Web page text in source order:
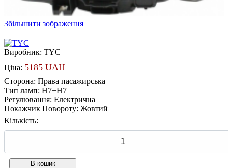
Збільшити зображення
Виробник: TYC
Ціна: 5185 UAH
Сторона: Права пасажирська
Тип ламп: H7+H7
Регулювання: Електрична
Покажчик Повороту: Жовтий
Кількість: